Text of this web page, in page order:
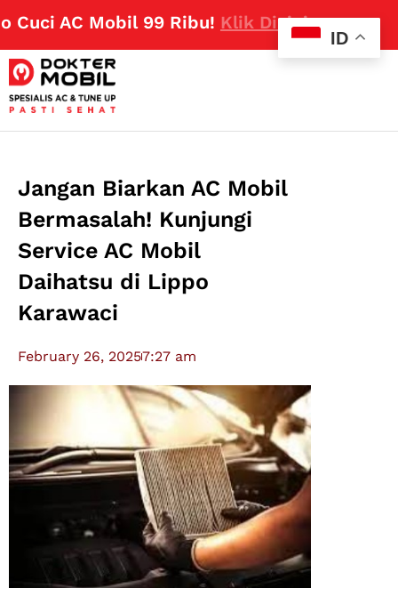
AC Mobil 99 Ribu!Klik Disini
Jangan Biarkan AC Mobil
Bermasalah! Kunjungi
Service AC Mobil
Daihatsu di Lippo
Karawaci
February 26, 20257:27 am
ID